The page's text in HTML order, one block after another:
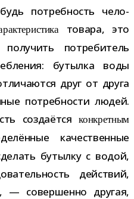
потреб­ность чело­
товара, это
потре­би­тель
бутылка воды
друг от друга
потреб­но­сти людей.
созда­ётсякон­крет­ным
каче­ствен­ные
бутылку с водой,
дей­ствий,
— совер­шенно дру­гая,